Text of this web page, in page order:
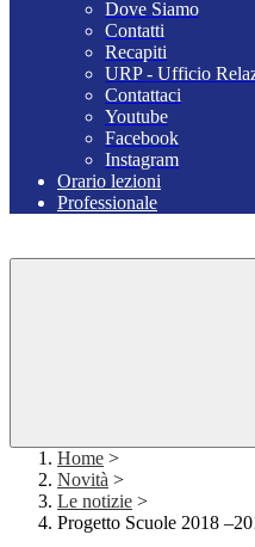
Dove Siamo
Contatti
Recapiti
URP - Ufficio
Contattaci
Youtube
Facebook
Instagram
Orario lezioni
Professionale
Home >
Novità >
Le notizie >
Progetto Scuole 2018